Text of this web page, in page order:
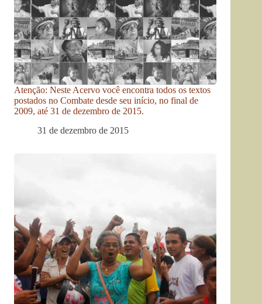
Atenção: Neste Acervo você encontra todos os textos
postados no Combate desde seu início, no final de
2009, até 31 de dezembro de 2015.
31 de dezembro de 2015